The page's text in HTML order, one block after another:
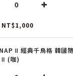
NT$1,000
Ⅱ 經典千鳥格 韓國
Ⅱ (咖)